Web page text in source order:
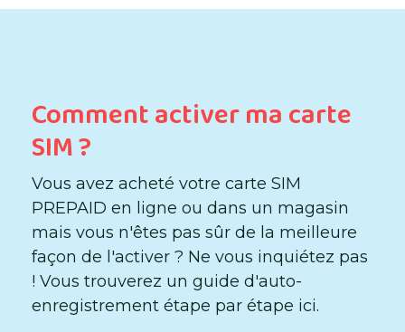
Comment activer ma carte
SIM ?
Vous avez acheté votre carte SIM
PREPAID en ligne ou dans un magasin
mais vous n'êtes pas sûr de la meilleure
façon de l'activer ? Ne vous inquiétez pas
! Vous trouverez un guide d'auto-
enregistrement étape par étape ici.